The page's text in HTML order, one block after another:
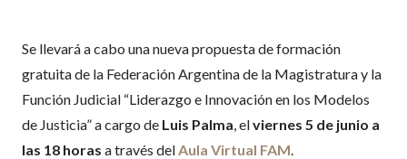
Se llevará a cabo una nueva propuesta de formación
gratuita de la Federación Argentina de la Magistratura y la
Función Judicial “Liderazgo e Innovación en los Modelos
de Justicia” a cargo de Luis Palma , elviernes 5 de junio a
las 18 horas a través del Aula Virtual FAM